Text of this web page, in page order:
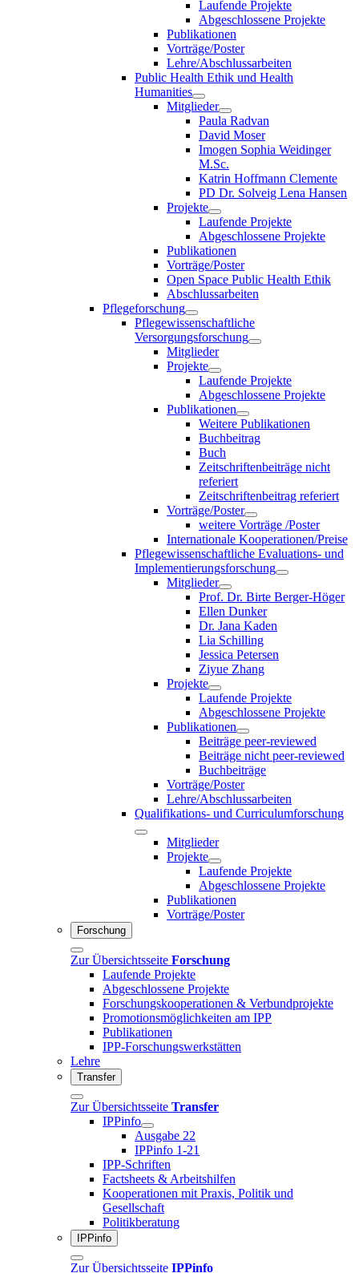
Laufende Projekte
Abgeschlossene Projekte
Publikationen
Vorträge/Poster
Lehre/Abschlussarbeiten
Public Health Ethik und Health
Humanities
Mitglieder
Paula Radvan
David Moser
Imogen Sophia Weidinger
M.Sc.
Katrin Hoffmann Clemente
PD Dr. Solveig Lena Hansen
Projekte
Laufende Projekte
Abgeschlossene Projekte
Publikationen
Vorträge/Poster
Open Space Public Health Ethik
Abschlussarbeiten
Pflegeforschung
Pflegewissenschaftliche
Versorgungsforschung
Mitglieder
Projekte
Laufende Projekte
Abgeschlossene Projekte
Publikationen
Weitere Publikationen
Buchbeitrag
Buch
Zeitschriftenbeiträge nicht
referiert
Zeitschriftenbeitrag referiert
Vorträge/Poster
weitere Vorträge /Poster
Internationale Kooperationen/Preise
Pflegewissenschaftliche Evaluations- und
Implementierungsforschung
Mitglieder
Prof. Dr. Birte Berger-Höger
Ellen Dunker
Dr. Jana Kaden
Lia Schilling
Jessica Petersen
Ziyue Zhang
Projekte
Laufende Projekte
Abgeschlossene Projekte
Publikationen
Beiträge peer-reviewed
Beiträge nicht peer-reviewed
Buchbeiträge
Vorträge/Poster
Lehre/Abschlussarbeiten
Qualifikations- und Curriculumforschung
Mitglieder
Projekte
Laufende Projekte
Abgeschlossene Projekte
Publikationen
Vorträge/Poster
Forschung
Zur Übersichtsseite Forschung
Laufende Projekte
Abgeschlossene Projekte
Forschungskooperationen & Verbundprojekte
Promotionsmöglichkeiten am IPP
Publikationen
IPP-Forschungswerkstätten
Lehre
Transfer
Zur Übersichtsseite Transfer
IPPinfo
Ausgabe 22
IPPinfo 1-21
IPP-Schriften
Factsheets & Arbeitshilfen
Kooperationen mit Praxis, Politik und
Gesellschaft
Politikberatung
IPPinfo
Zur Übersichtsseite IPPinfo